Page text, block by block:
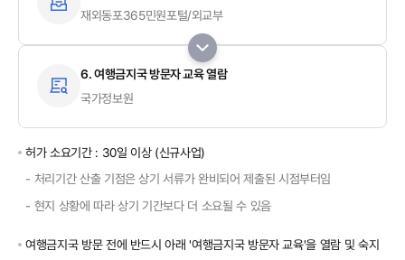
재외동포365민원포털/외교부
6. 여행금지국 방문자 교육 열람
국가정보원
허가 소요기간 : 30일 이상 (신규사업)
- 처리기간 산출 기점은 상기 서류가 완비되어 제출된 시점부터임
- 현지 상황에 따라 상기 기간보다 더 소요될 수 있음
여행금지국 방문 전에 반드시 아래 '여행금지국 방문자 교육'을 열람 및 숙지